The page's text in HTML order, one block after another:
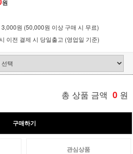
원
3,000원 (50,000원 이상 구매 시 무료)
이전 결제 시 당일출고 (영업일 기준)
총 상품 금액 0 원
구매하기
관심상품